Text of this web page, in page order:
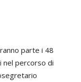
parte i 48
nel percorso di